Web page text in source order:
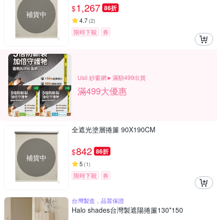
補貨中
$1,267 86折
4.7(2)
限時下殺 券
Usii 紗窗網►滿額499出貨
滿499大優惠
補貨中
全遮光塗層捲簾 90X190CM
$842 86折
5 (1)
限時下殺 券
台灣製造，品質保證
Halo shades台灣製遮陽捲簾130*150